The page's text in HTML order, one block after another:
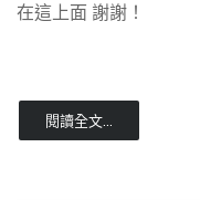
在這上面 謝謝！
閱讀全文...